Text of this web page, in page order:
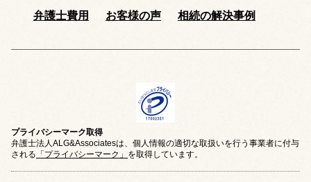
弁護士費用
お客様の声 相続の解決事例
プライバシーマーク取得
弁護士法人ALG&Associatesは、個人情報の適切な取扱いを行う事業者に付与
される 「プライバシーマーク」 を取得しています。